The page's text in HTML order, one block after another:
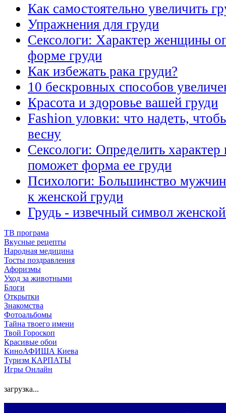
Как самостоятельно увеличить
Упражнения для груди
Сексологи: Характер женщины
форме груди
Как избежать рака груди?
10 бескровных способов
Красота и здоровье вашей груди
Fashion уловки: что надеть,
весну
Сексологи: Определить
поможет форма ее груди
Психологи: Большинство мужчин
к женской груди
Грудь - извечный символ
ТВ програма
Вкусные рецепты
Народная медицина
Тосты поздравления
Афоризмы
Уход за животными
Блоги
Открытки
Знакомства
Фотоальбомы
Тайна твоего имени
Твой Гороскоп
Красивые обои
КиноАФИША Киева
Туризм КАРПАТЫ
Игры Онлайн
загрузка...